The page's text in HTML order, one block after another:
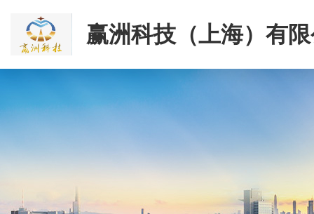
赢洲科技（上海）有